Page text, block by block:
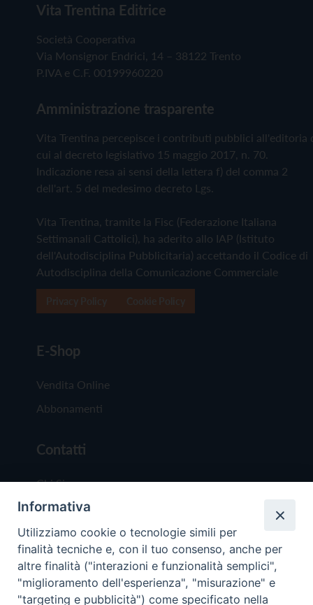
Vita Trentina Editrice
Società Cooperativa
Via Monsignor Endrici, 14 – 38122 Trento
P.IVA e C.F. 00199960220
Amministrazione trasparente
Vita Trentina percepisce i contributi pubblici all'editoria
cui al decreto legislativo 15 maggio 2017, n. 70.
Indicazione resa ai sensi della lettera f) del comma 2
dell'art. 5 del medesimo decreto Lgs.
Vita Trentina, tramite la Fisc (Federazione Italiana
Settimanali Cattolici), ha aderito allo IAP (Istituto
dell'Autodisciplina Pubblicitaria) accettando il Codice di
Autodisciplina della Comunicazione Commerciale
E-Shop
Vendita Online
Abbonamenti
Contatti
Chi Siamo
Redazione
Scrivici
Informativa
Utilizziamo cookie o tecnologie simili per
finalità tecniche e, con il tuo consenso, anche per
altre finalità ("interazioni e funzionalità semplici",
"miglioramento dell'esperienza", "misurazione" e
"targeting e pubblicità") come specificato nella